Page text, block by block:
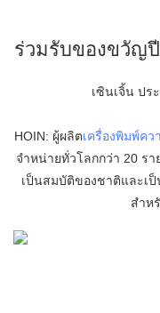
ร่วมรับของขวัญ
เซินเจิ้น ปร
HOIN: ผู้ผลิตเครื่องพิมพ์คว
จำหน่ายทั่วโลกกว่า 20 ร
เป็นสมบัติของชาติและเ
สำห